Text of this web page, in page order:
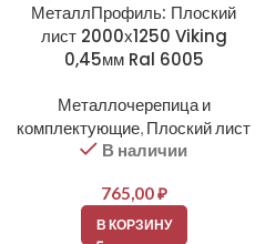
МеталлПрофиль: Плоский
лист 2000х1250 Viking
0,45мм Ral 6005
Металлочерепица и
комплектующие, Плоский лист
В наличии
765,00₽
В КОРЗИНУ